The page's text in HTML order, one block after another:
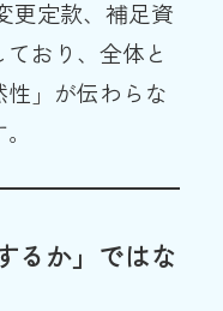
定款、補足資
おり、全体と
性」が伝わらな
るか」ではな